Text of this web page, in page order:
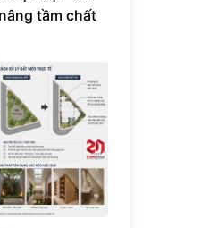
tầm chất